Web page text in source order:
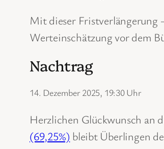
Mit dieser
Werteinschätzung vor dem
Nachtrag
14. Dezember 2025, 19:30 Uhr
Herzlichen Glückwunsch an
(69,25%) bleibt Überlingen